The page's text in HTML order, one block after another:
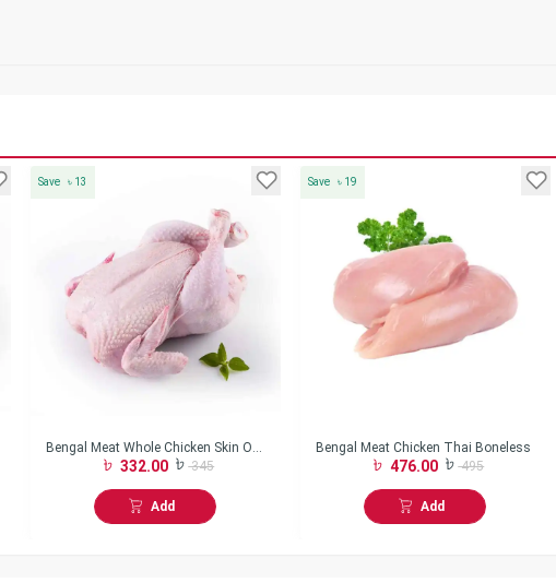
Save ৳ 13
Bengal Meat Whole Chicken Skin On
w/o Neck Frozen332.00 345
Add
Save ৳ 19
Bengal Meat Chicken Thai Boneless
476.00 495
Add